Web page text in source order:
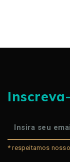
* respeitamos